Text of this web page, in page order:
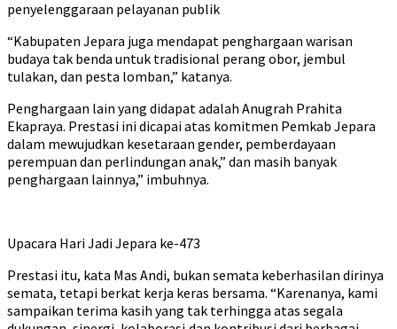
penyelenggaraan pelayanan publik
“Kabupaten Jepara juga mendapat penghargaan warisan
budaya tak benda untuk tradisional perang obor, jembul
tulakan, dan pesta lomban,” katanya.
Penghargaan lain yang didapat adalah Anugrah Prahita
Ekapraya. Prestasi ini dicapai atas komitmen Pemkab Jepara
dalam mewujudkan kesetaraan gender, pemberdayaan
perempuan dan perlindungan anak,” dan masih banyak
penghargaan lainnya,” imbuhnya.
Upacara Hari Jadi Jepara ke-473
Prestasi itu, kata Mas Andi, bukan semata keberhasilan dirinya
semata, tetapi berkat kerja keras bersama. “Karenanya, kami
sampaikan terima kasih yang tak terhingga atas segala